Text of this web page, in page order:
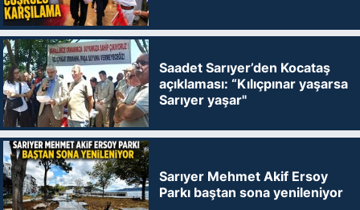
Saadet Sarıyer’den Kocataş
açıklaması: “Kılıçpınar yaşarsa
Sarıyer yaşar"
Sarıyer Mehmet Akif Ersoy
Parkı baştan sona yenileniyor